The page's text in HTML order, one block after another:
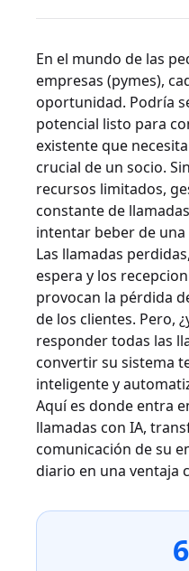
En el mundo de las
empresas (pymes),
oportunidad. Podría
potencial listo para
existente que
crucial de un socio.
recursos limitados,
constante de
intentar beber de
Las llamadas
espera y los
provocan la pérdida
de los clientes. Pero,
responder todas las
convertir su sistema
inteligente y
Aquí es donde entra
llamadas con IA,
comunicación de su
diario en una ventaja